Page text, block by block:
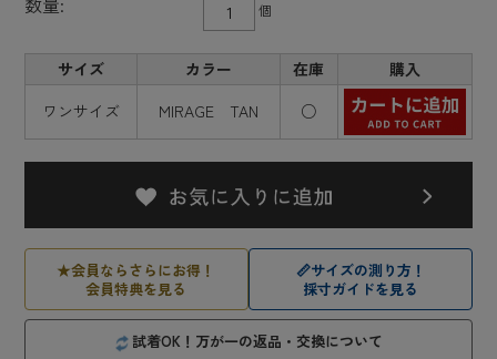
個
サイズ カラー 在庫
購入
ワンサイズ
MIRAGE TAN ○
★会員ならさらにお得！
会員特典を見る
📏サイズの測り方！
採寸ガイドを見る
試着OK！万が一の返品・交換について